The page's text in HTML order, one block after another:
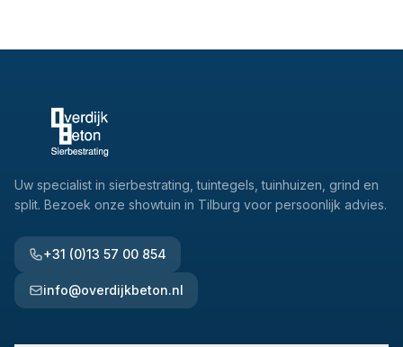
Uw specialist in sierbestrating, tuintegels, tuinhuizen, grind en
split. Bezoek onze showtuin in Tilburg voor persoonlijk advies.
+31 (0)13 57 00 854
info@overdijkbeton.nl